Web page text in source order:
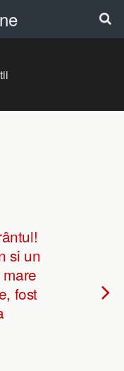
si un
fost